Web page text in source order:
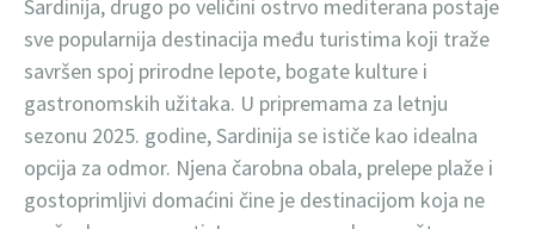
Sardinija, drugo po veličini ostrvo mediterana postaje
sve popularnija destinacija među turistima koji traže
savršen spoj prirodne lepote, bogate kulture i
gastronomskih užitaka. U pripremama za letnju
sezonu 2025. godine, Sardinija se ističe kao idealna
opcija za odmor. Njena čarobna obala, prelepe plaže i
gostoprimljivi domaćini čine je destinacijom koja ne